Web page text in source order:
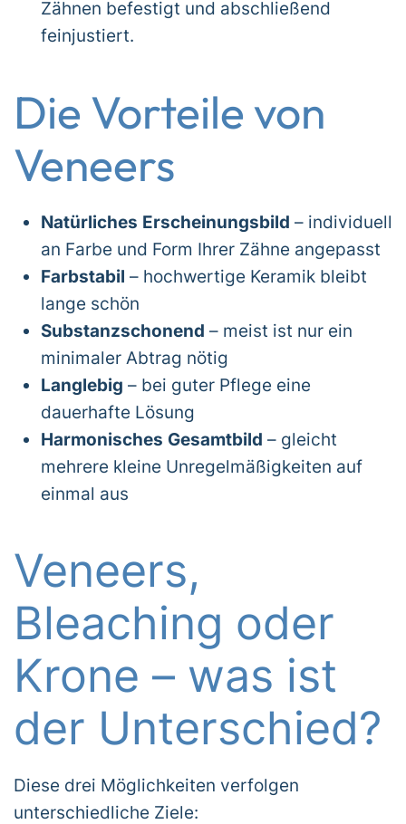
Zähnen befestigt und abschließend
feinjustiert.
Die Vorteile von
Veneers
Natürliches Erscheinungsbild – individuell
an Farbe und Form Ihrer Zähne angepasst
Farbstabil – hochwertige Keramik bleibt
lange schön
Substanzschonend – meist ist nur ein
minimaler Abtrag nötig
Langlebig – bei guter Pflege eine
dauerhafte Lösung
Harmonisches Gesamtbild – gleicht
mehrere kleine Unregelmäßigkeiten auf
einmal aus
Veneers,
Bleaching oder
Krone – was ist
der Unterschied?
Diese drei Möglichkeiten verfolgen
unterschiedliche Ziele: